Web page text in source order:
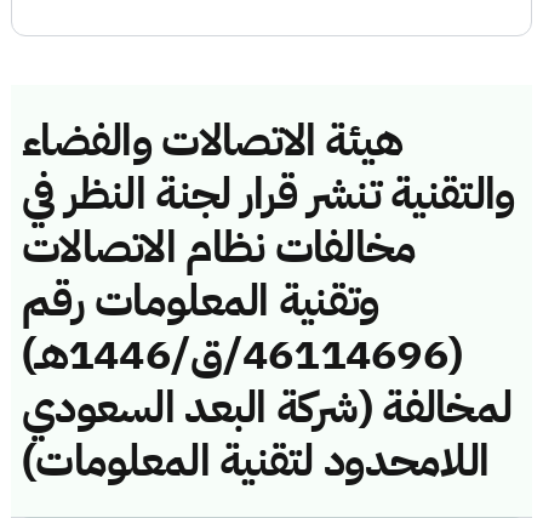
هيئة الاتصالات والفضاء
والتقنية تنشر قرار لجنة النظر في
مخالفات نظام الاتصالات
وتقنية المعلومات رقم
(46114696/ق/1446هـ)
لمخالفة (شركة البعد السعودي
اللامحدود لتقنية المعلومات)